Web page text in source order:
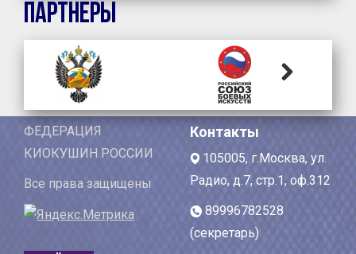
Партнеры
ФЕДЕРАЦИЯ
КИОКУШИН РОССИИ
Все права защищены
Контакты
105005, г.Москва, ул.
Радио, д.7, стр.1, оф.312
89996782528
(секретарь)